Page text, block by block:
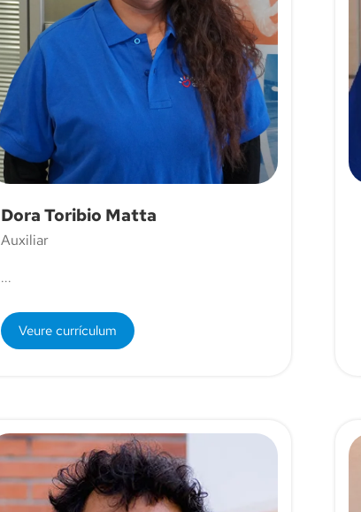
Dora Toribio Matta
Auxiliar
...
Veure currículum